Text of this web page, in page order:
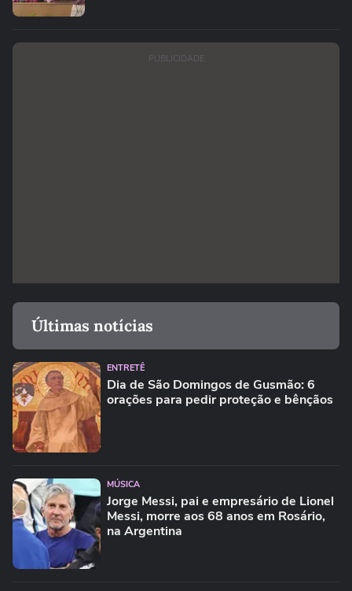
PUBLICIDADE
Últimas notícias
ENTRETÊ
Dia de São Domingos de Gusmão: 6
orações para pedir proteção e bênçãos
MÚSICA
Jorge Messi, pai e empresário de Lionel
Messi, morre aos 68 anos em Rosário,
na Argentina